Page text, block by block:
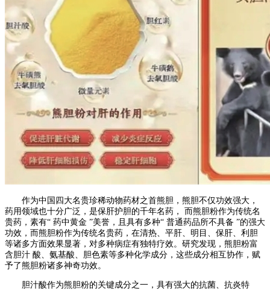
作为中国四大名贵珍稀动物药材之首熊胆，熊胆不仅功效强大，
药用领域也十分广泛，是保肝护胆的千年名药， 而熊胆粉作为传统名
贵药，素有“ 药中黄金 ”美誉，且具有多种“ 普通药品所不具备 ”的强大
功效，而熊胆粉作为传统名贵药，在清热、平肝、明目、保肝、利胆
等诸多方面效果显著，对多种病症有独特疗效。研究发现，熊胆粉富
含胆汁 酸、氨基酸、胆色素等多种化学成分，这些成分相互协作，赋
予了熊胆粉诸多神奇功效。
胆汁酸作为熊胆粉的关键成分之一，具有强大的抗菌、抗炎特